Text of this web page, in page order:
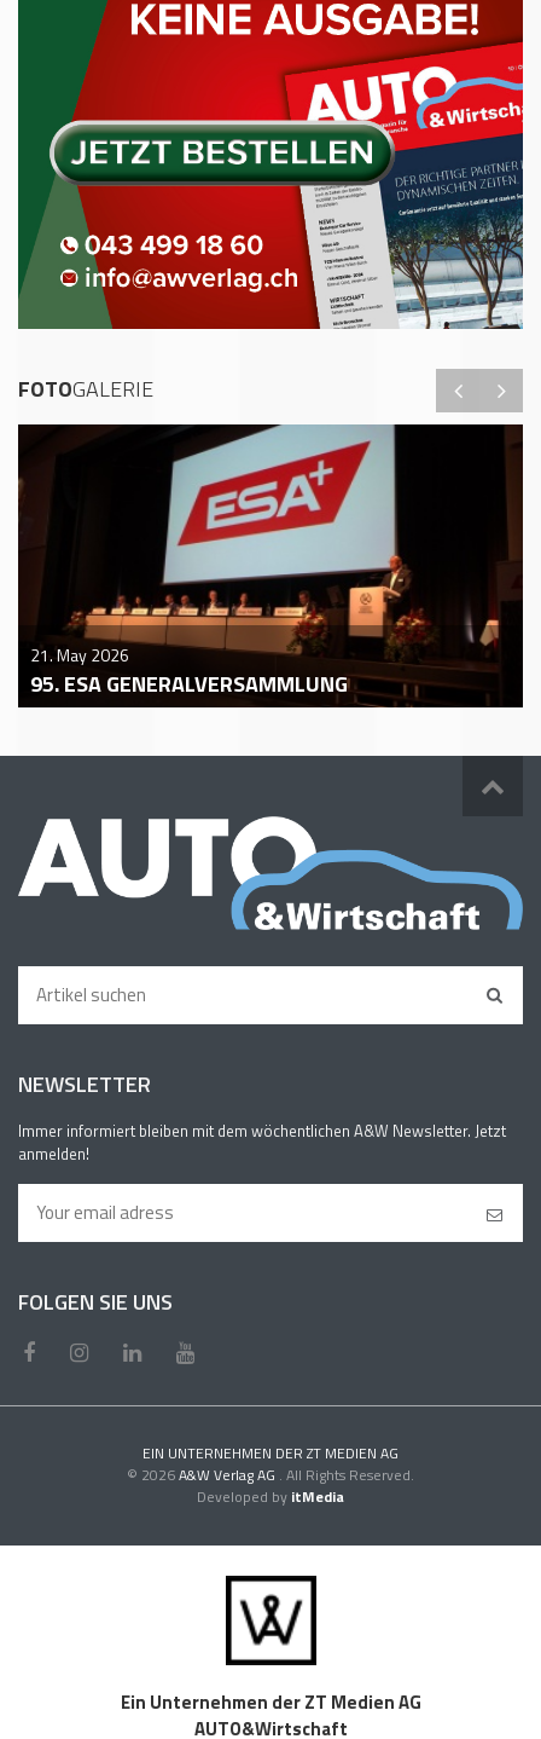
FOTOGALERIE
21. May 2026
95. ESA GENERALVERSAMMLUNG
NEWSLETTER
Immer informiert bleiben mit dem wöchentlichen A&W Newsletter. Jetzt
anmelden!
FOLGEN SIE UNS
EIN UNTERNEHMEN DER ZT MEDIEN AG
© 2026A&W Verlag AG . All Rights Reserved.
Developed by itMedia
Ein Unternehmen der ZT Medien AG
AUTO&Wirtschaft